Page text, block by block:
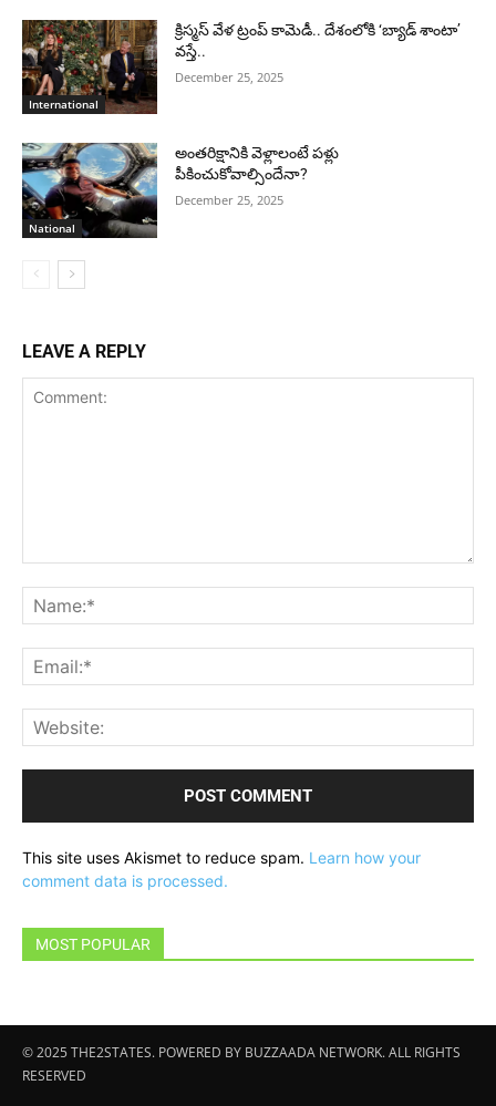
International
క్రిస్మస్ వేళ ట్రంప్ కామెడీ.. దేశంలోకి ‘బ్యాడ్ శాంటా’
వస్తే..
December 25, 2025
National
అంతరిక్షానికి వెళ్లాలంటే పళ్లు
పీకించుకోవాల్సిందేనా?
December 25, 2025
LEAVE A REPLY
This site uses Akismet to reduce spam. Learn how your
comment data is processed.
MOST POPULAR
© 2025 THE2STATES. POWERED BY BUZZAADA NETWORK. ALL RIGHTS
RESERVED